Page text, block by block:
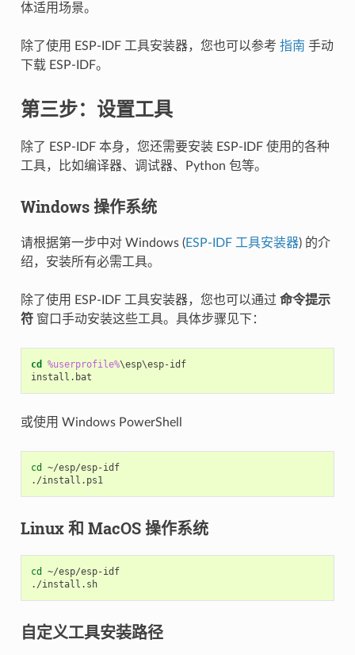
体适用场景。
除了使用 ESP-IDF 工具安装器，您也可以参考 指南 手动
下载 ESP-IDF。
第三步：设置工具
除了 ESP-IDF 本身，您还需要安装 ESP-IDF 使用的各种
工具，比如编译器、调试器、Python 包等。
Windows 操作系统
请根据第一步中对 Windows (ESP-IDF 工具安装器) 的介
绍，安装所有必需工具。
除了使用 ESP-IDF 工具安装器，您也可以通过 命令提示
符窗口手动安装这些工具。具体步骤见下：
cd %userprofile%\esp\esp-idf
或使用 Windows PowerShell
cd ~/esp/esp-idf
./install . ps1
Linux 和 MacOS 操作系统
cd
~/esp/esp-idf
./install.sh
自定义工具安装路径